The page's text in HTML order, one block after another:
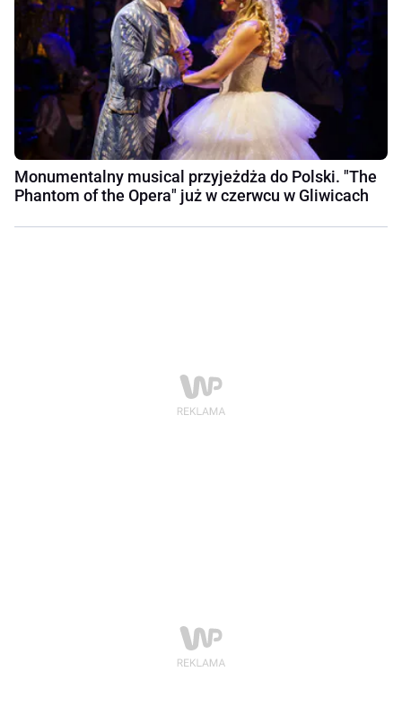
Monumentalny musical przyjeżdża do Polski. "The
Phantom of the Opera" już w czerwcu w Gliwicach